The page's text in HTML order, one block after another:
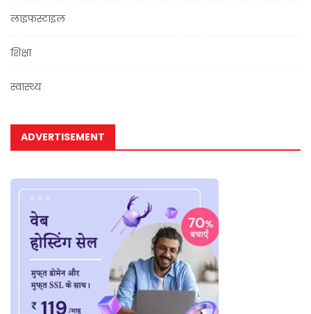
लाइफस्टाइल
शिक्षा
स्वास्थ्य
ADVERTISEMENT